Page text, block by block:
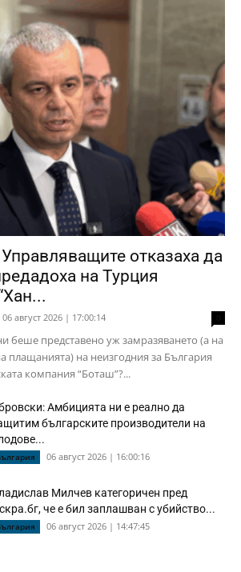
отказаха да
на Турция
06 август 2026 | 17:00:14
беше представено уж замразяването (а на
плащанията) на неизгодния за България
компания “Боташ”?...
Амбицията ни е реално да
българските производители на
06 август 2026 | 16:00:16
Милчев категоричен пред
че е бил заплашван с убийство...
06 август 2026 | 14:47:45